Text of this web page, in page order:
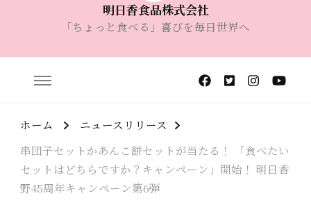
明日香食品株式会社
「ちょっと食べる」喜びを毎日世界へ
ホーム
ニュースリリース
串団子セットかあんこ餅セットが当たる！ 「食べたい
セットはどちらですか？キャンペーン」開始！ 明日香
野45周年キャンペーン第6弾